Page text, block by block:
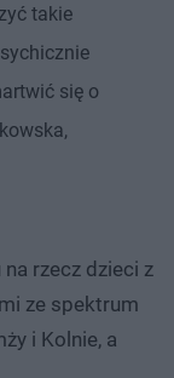
takie
się o
na rzecz dzieci z
ze spektrum
i Kolnie, a